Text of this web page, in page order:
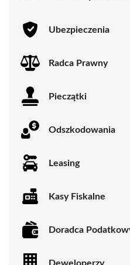
Ubezpieczenia
Radca Prawny
Pieczątki
Odszkodowania
Leasing
Kasy Fiskalne
Doradca